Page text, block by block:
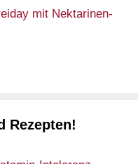
mit Nektarinen-
Rezepten!